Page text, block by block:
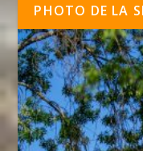
PHOTO DE LA